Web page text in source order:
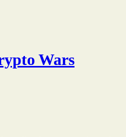
Wars